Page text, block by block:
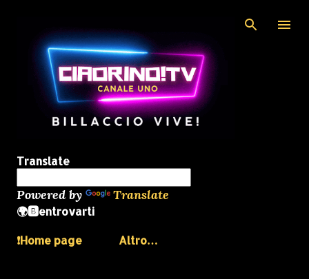
Translate
Powered by Translate
🌍🅱️entrovarti
❗️Home page
Altro…